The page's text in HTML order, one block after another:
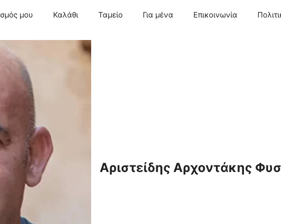
μου Καλάθι Ταμείο Για μένα Επικοινωνία
Αριστείδης Αρχοντάκης